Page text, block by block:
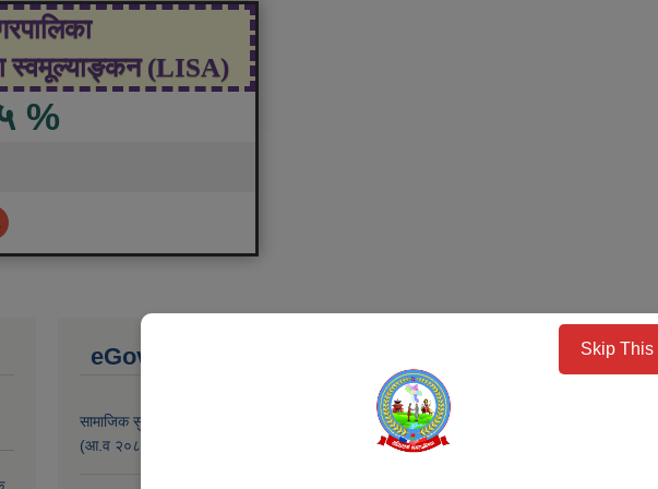
स्वमूल्याङ्कन (LISA)
%
eGov services
सामाजिक सुरक्षा भत्ता प्राप्त गरेका लाभग्राहीहरुको विवरण
(आ.व २०८०/०८१ दोस्रो त्रैमासिक )
Procurement/
सम्पत्ति तथा जिन्सी मालसामान लिलाम
Skip This